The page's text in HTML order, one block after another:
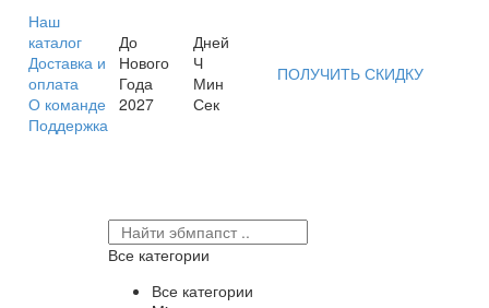
Наш
каталог
Доставка и
оплата
О команде
Поддержка
До
Нового
Года
2027
Дней
Ч
Мин
Сек
ПОЛУЧИТЬ СКИДКУ
Все категории
Все категории